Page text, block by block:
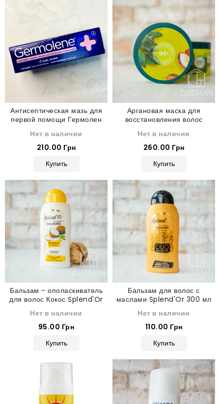
Антисептическая мазь для
первой помощи Гермолен
Cream 30 г
Нет в наличии
210.00 Грн
Купить
Аргановая маска для
восстановления волос
Нет в наличии
260.00 Грн
Купить
Бальзам - ополаскиватель
для волос Кокос Splend'Or
Нет в наличии
95.00 Грн
Купить
Бальзам для волос с
маслами Splend'Or 300 мл
Нет в наличии
110.00 Грн
Купить